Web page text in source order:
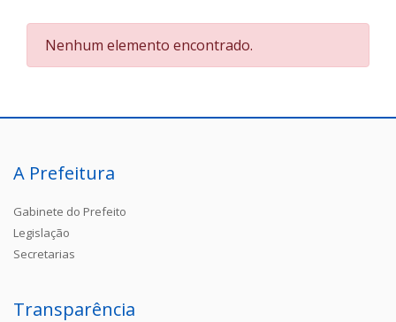
Nenhum elemento encontrado.
A Prefeitura
Gabinete do Prefeito
Legislação
Secretarias
Transparência